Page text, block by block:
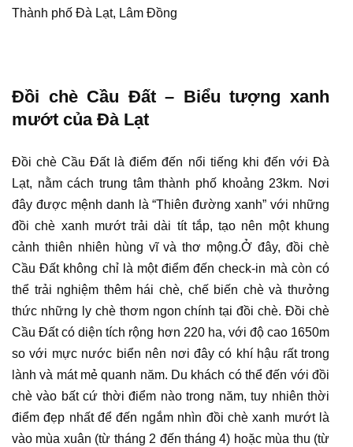
Thành phố Đà Lạt, Lâm Đồng
Đồi chè Cầu Đất – Biểu tượng xanh
mướt của Đà Lạt
Đồi chè Cầu Đất là điểm đến nổi tiếng khi đến với Đà
Lạt, nằm cách trung tâm thành phố khoảng 23km. Nơi
đây được mệnh danh là “Thiên đường xanh” với những
đồi chè xanh mướt trải dài tít tắp, tạo nên một khung
cảnh thiên nhiên hùng vĩ và thơ mộng.Ở đây, đồi chè
Cầu Đất không chỉ là một điểm đến check-in mà còn có
thể trải nghiệm thêm hái chè, chế biến chè và thưởng
thức những ly chè thơm ngon chính tại đồi chè. Đồi chè
Cầu Đất có diện tích rộng hơn 220 ha, với độ cao 1650m
so với mực nước biển nên nơi đây có khí hậu rất trong
lành và mát mẻ quanh năm. Du khách có thể đến với đồi
chè vào bất cứ thời điểm nào trong năm, tuy nhiên thời
điểm đẹp nhất để đến ngắm nhìn đồi chè xanh mướt là
vào mùa xuân (từ tháng 2 đến tháng 4) hoặc mùa thu (từ